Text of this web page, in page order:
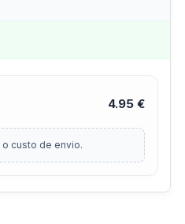
4.95 €
o custo de envio.